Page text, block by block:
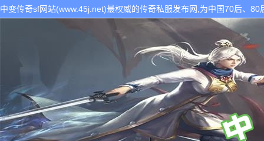
中变传奇sf网站(www.45j.net)最权威的传奇私服发布网,为中国70后、